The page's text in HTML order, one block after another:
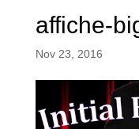
affiche-
Nov 23, 2016